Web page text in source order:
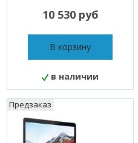
10 530 руб
В корзину
в наличии
Предзаказ